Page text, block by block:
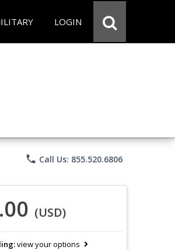
LOGIN
phone Call Us: 855.520.6806
(USD)
view your options